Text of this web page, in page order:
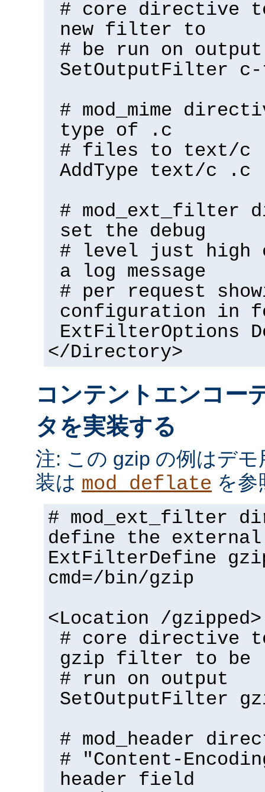
# core directive
new filter to
# be run on output
SetOutputFilter
# mod_mime
type of .c
# files to text/c
AddType text/c .c
# mod_ext_filter
set the debug
# level just high
a log message
# per request
configuration in
ExtFilterOptions
</Directory>
コンテントエンコー
タを実装する
注: この gzip の例はデ
装は mod_deflate を参
# mod_ext_filter
define the
ExtFilterDefine
cmd=/bin/gzip
<Location /gzipped>
# core directive
gzip filter to be
# run on output
SetOutputFilter
# mod_header
# "Content-
header field